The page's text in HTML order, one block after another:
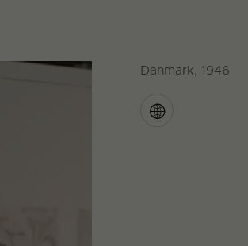
Danmark, 1946